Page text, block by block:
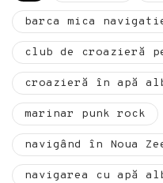
barca mica
club de croazieră
croazieră în apă
marinar punk rock
navigând în Noua
navigarea cu apă